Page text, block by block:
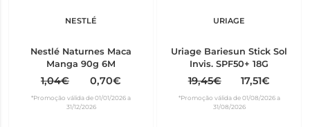
NESTLÉ
Nestlé Naturnes Maca
Manga 90g 6M
1,04€ 0,70€
*Promoção válida de 01/01/2026 a
31/12/2026
URIAGE
Uriage Bariesun Stick Sol
Invis. SPF50+ 18G
19,45€ 17,51€
*Promoção válida de 01/08/2026 a
31/08/2026